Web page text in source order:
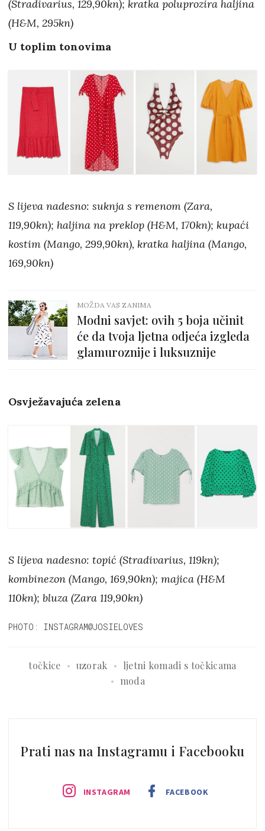
(Stradivarius, 129,90kn); kratka poluprozira haljina
(H&M, 295kn)
U toplim tonovima
S lijeva nadesno: suknja s remenom (Zara,
119,90kn); haljina na preklop (H&M, 170kn); kupaći
kostim (Mango, 299,90kn), kratka haljina (Mango,
169,90kn)
MOŽDA VAS ZANIMA
Modni savjet: ovih 5 boja učinit
će da tvoja ljetna odjeća izgleda
glamuroznije i luksuznije
Osvježavajuća zelena
S lijeva nadesno: topić (Stradivarius, 119kn);
kombinezon (Mango, 169,90kn); majica (H&M
110kn); bluza (Zara 119,90kn)
PHOTO: INSTAGRAM@JOSIELOVES
točkice uzorak
ljetni komadi s točkicama
moda
Prati nas na Instagramu i Facebooku
INSTAGRAM FACEBOOK